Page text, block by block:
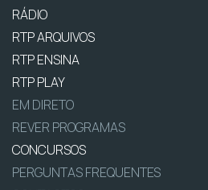
RÁDIO
RTP ARQUIVOS
RTP ENSINA
RTP PLAY
EM DIRETO
REVER PROGRAMAS
CONCURSOS
PERGUNTAS FREQUENTES